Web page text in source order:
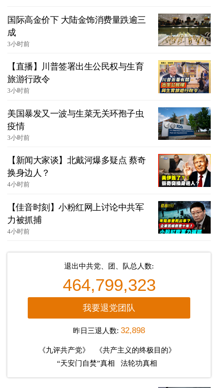
国际高金价下 大陆金饰消费量跌逾三
成
3小时前
【直播】川普签署出生公民权与生育
旅游行政令
3小时前
美国暴发又一波与生菜无关环孢子虫
疫情
3小时前
【新闻大家谈】北戴河爆多疑点 蔡奇
换身边人？
4小时前
【佳音时刻】小粉红网上讨论中共军
力被抓捕
4小时前
退出中共党、团、队总人数:
464,799,323
我要退党团队
昨日三退人数: 32,898
《九评共产党》
《共产主义的终极目的》
“天安门自焚”真相
法轮功真相